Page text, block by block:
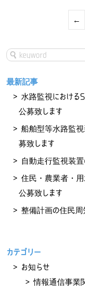
←
最新記事
水路監視におけ
公募致します
船舶型等水路監
募致します
自動走行監視装
住民・農業者・用
公募致します
整備計画の住民周
カテゴリー
お知らせ
情報通信事業